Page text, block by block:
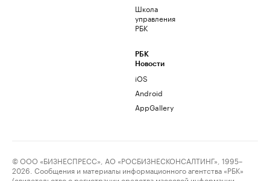
Школа
управления
РБК
РБК
Новости
iOS
Android
AppGallery
© ООО «БИЗНЕСПРЕСС», АО «РОСБИЗНЕСКОНСАЛТИНГ», 1995–
2026. Сообщения и материалы информационного агентства «РБК»